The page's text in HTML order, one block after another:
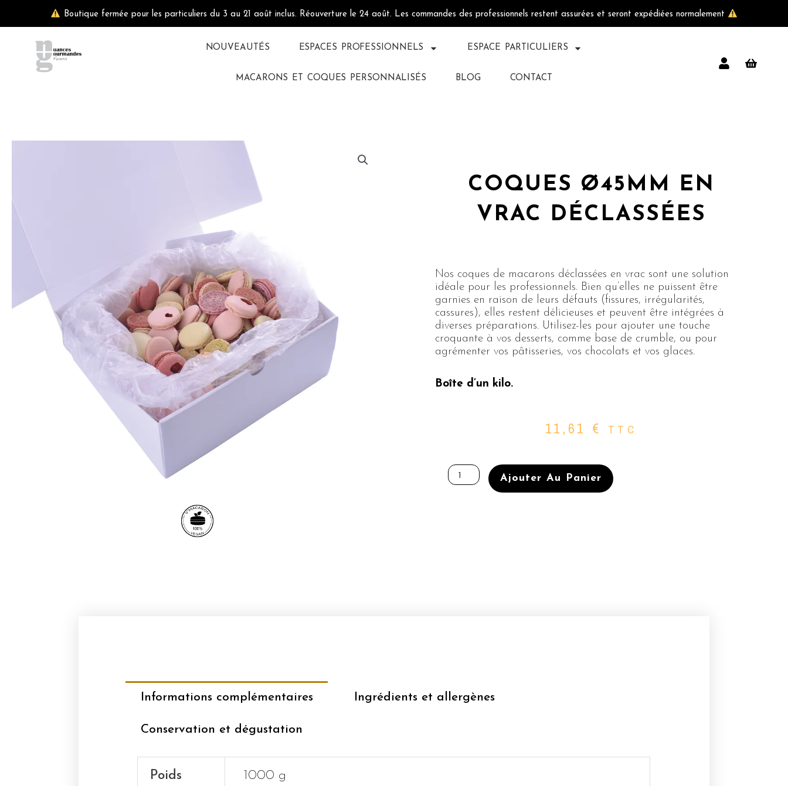
au
Boutique fermée pour les particuliers du 3 au 21 août inclus. Réouverture le 24 août. Les commandes des professionnels restent assurées et seront expédiées normalement
NOUVEAUTÉS ESPACES PROFESSIONNELS ESPACE PARTICULIERS
MACARONS ET COQUES PERSONNALISÉS BLOG CONTACT
COQUES Ø45MM EN
VRAC DÉCLASSÉES
Nos coques de macarons déclassées en vrac sont une solution
idéale pour les professionnels. Bien qu’elles ne puissent être
garnies en raison de leurs défauts (fissures, irrégularités,
cassures), elles restent délicieuses et peuvent être intégrées à
diverses préparations. Utilisez-les pour ajouter une touche
croquante à vos desserts, comme base de crumble, ou pour
agrémenter vos pâtisseries, vos chocolats et vos glaces.
Boîte d’un kilo.
11,61 € TTC
de
COQUES
Ajouter Au Panier
Informations complémentaires Ingrédients et allergènes
Conservation et dégustation
Poids 1000 g